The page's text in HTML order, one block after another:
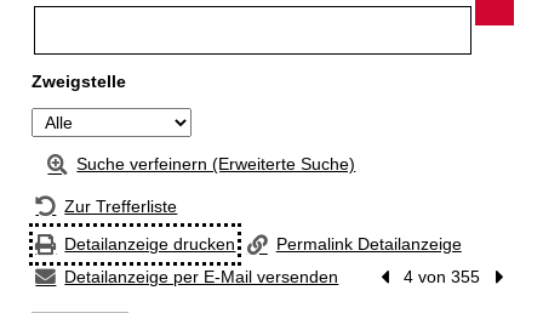
Zweigstelle
Suche verfeinern (Erweiterte Suche)
Zur Trefferliste
Detailanzeige drucken
Permalink Detailanzeige
Detailanzeige per E-Mail versenden
Vorheriger Treffer
4 von 355